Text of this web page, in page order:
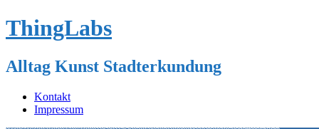
ThingLabs
Alltag Kunst Stadterkundung
Kontakt
Impressum